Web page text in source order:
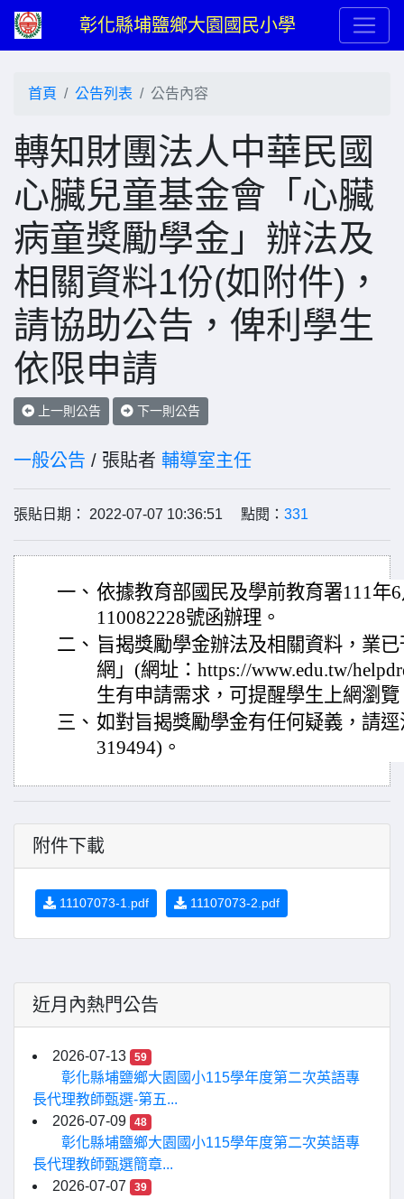
彰化縣埔鹽鄉大園國民小學
首頁 公告列表 公告內容
轉知財團法人中華民國
心臟兒童基金會「心臟
病童獎勵學金」辦法及
相關資料1份(如附件)，
請協助公告，俾利學生
依限申請
上一則公告 下一則公告
一般公告 / 張貼者 輔導室主任
張貼日期： 2022-07-07 10:36:51 點閱： 331
一、 依據教育部國民及學前教育署111年
110082228號函辦理。
二、 旨揭獎勵學金辦法及相關資料，業
網」(網址：https://www.edu.tw/
生有申請需求，可提醒學生上網瀏覽
三、 如對旨揭獎勵學金有任何疑義，請
319494)。
附件下載
11107073-1.pdf 11107073-2.pdf
近月內熱門公告
2026-07-13 59
彰化縣埔鹽鄉大園國小115學年度第二次英語專
長代理教師甄選-第五...
2026-07-09
48
彰化縣埔鹽鄉大園國小115學年度第二次英語專
長代理教師甄選簡章...
2026-07-07
39